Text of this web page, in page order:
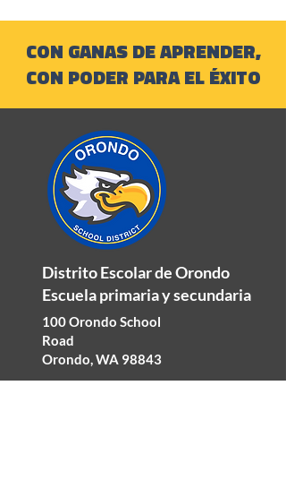
CON GANAS DE APRENDER,
CON PODER PARA EL ÉXITO
Distrito Escolar de Orondo
Escuela primaria y secundaria
100 Orondo School
Road
Orondo, WA 98843